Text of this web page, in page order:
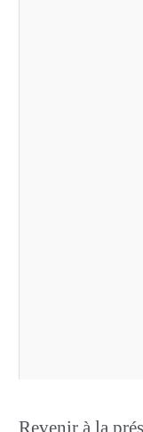
Revenir à la